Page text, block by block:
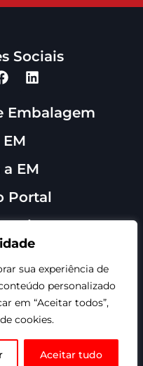
sua experiência de
personalizado
em “Aceitar todos”,
cookies.
Aceitar tudo
Sociais
Embalagem
EM
Portal
- Todos os
TRMKT.